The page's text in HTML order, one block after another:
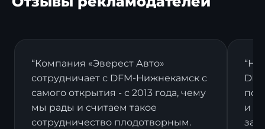
“Компания «Эверест Авто»
сотрудничает с DFM-Нижнекамск с
самого открытия - с 2013 года, чему
мы рады и считаем такое
сотрудничество плодотворным.
и в